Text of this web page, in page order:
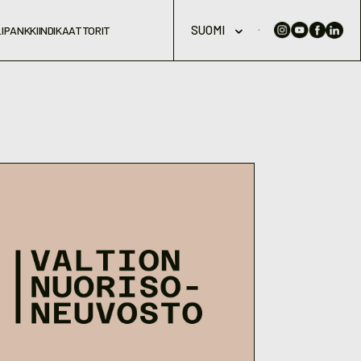
INDIKAATTORIT SUOMI